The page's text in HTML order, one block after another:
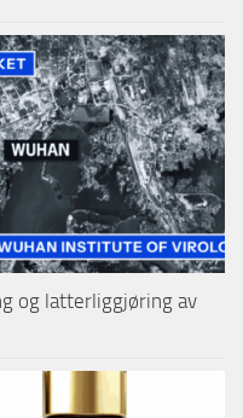
og latterliggjøring av